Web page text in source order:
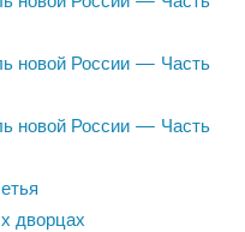
новой России — Часть
новой России — Часть
дворцах